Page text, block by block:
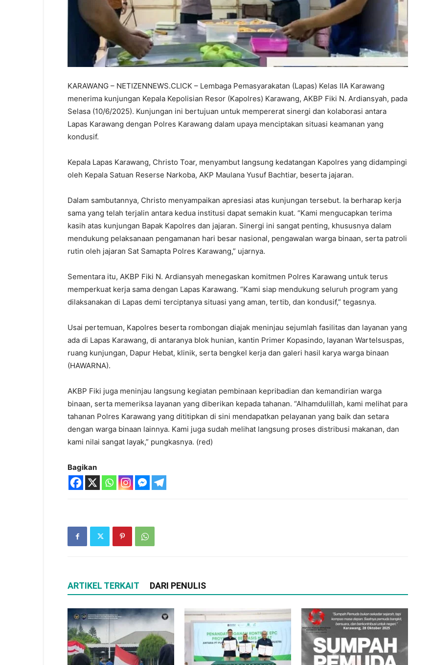
KARAWANG – NETIZENNEWS.CLICK – Lembaga Pemasyarakatan (Lapas) Kelas IIA Karawang
menerima kunjungan Kepala Kepolisian Resor (Kapolres) Karawang, AKBP Fiki N. Ardiansyah, pada
Selasa (10/6/2025). Kunjungan ini bertujuan untuk mempererat sinergi dan kolaborasi antara
Lapas Karawang dengan Polres Karawang dalam upaya menciptakan situasi keamanan yang
kondusif.
Kepala Lapas Karawang, Christo Toar, menyambut langsung kedatangan Kapolres yang didampingi
oleh Kepala Satuan Reserse Narkoba, AKP Maulana Yusuf Bachtiar, beserta jajaran.
Dalam sambutannya, Christo menyampaikan apresiasi atas kunjungan tersebut. Ia berharap kerja
sama yang telah terjalin antara kedua institusi dapat semakin kuat. “Kami mengucapkan terima
kasih atas kunjungan Bapak Kapolres dan jajaran. Sinergi ini sangat penting, khususnya dalam
mendukung pelaksanaan pengamanan hari besar nasional, pengawalan warga binaan, serta patroli
rutin oleh jajaran Sat Samapta Polres Karawang,” ujarnya.
Sementara itu, AKBP Fiki N. Ardiansyah menegaskan komitmen Polres Karawang untuk terus
memperkuat kerja sama dengan Lapas Karawang. “Kami siap mendukung seluruh program yang
dilaksanakan di Lapas demi terciptanya situasi yang aman, tertib, dan kondusif,” tegasnya.
Usai pertemuan, Kapolres beserta rombongan diajak meninjau sejumlah fasilitas dan layanan yang
ada di Lapas Karawang, di antaranya blok hunian, kantin Primer Kopasindo, layanan Wartelsuspas,
ruang kunjungan, Dapur Hebat, klinik, serta bengkel kerja dan galeri hasil karya warga binaan
(HAWARNA).
AKBP Fiki juga meninjau langsung kegiatan pembinaan kepribadian dan kemandirian warga
binaan, serta memeriksa layanan yang diberikan kepada tahanan. “Alhamdulillah, kami melihat para
tahanan Polres Karawang yang dititipkan di sini mendapatkan pelayanan yang baik dan setara
dengan warga binaan lainnya. Kami juga sudah melihat langsung proses distribusi makanan, dan
kami nilai sangat layak,” pungkasnya. (red)
Bagikan
ARTIKEL TERKAIT DARI PENULIS